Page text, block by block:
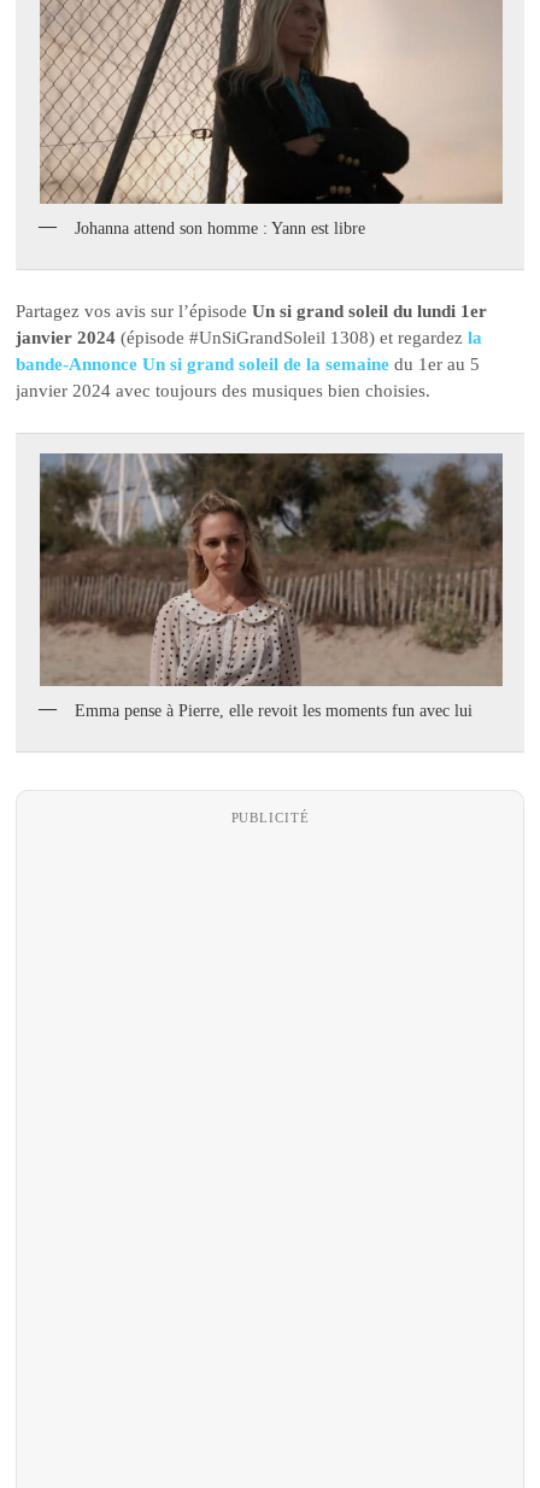
Johanna attend son homme : Yann est libre
Partagez vos avis sur l’épisodeUn si grand soleil du lundi 1er
janvier 2024 (épisode #UnSiGrandSoleil 1308) et regardezla
bande-Annonce Un si grand soleil de la semaine du 1er au 5
janvier 2024 avec toujours des musiques bien choisies.
Emma pense à Pierre, elle revoit les moments fun avec lui
PUBLICITÉ